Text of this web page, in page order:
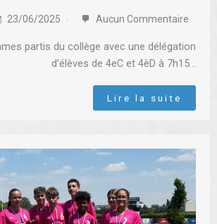
23/06/2025 Aucun Commentaire
partis du collège avec une délégation
d’élèves de 4eC et 4èD à 7h15…
Lire la suite